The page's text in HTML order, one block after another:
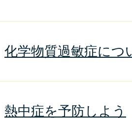
化学物質過敏症につ
熱中症を予防しよう